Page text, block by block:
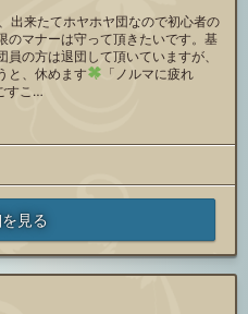
出来たてホヤホヤ団なので初心者の
のマナーは守って頂きたいです。基
の方は退団して頂いていますが、
と、休めます
「ノルマに疲れ
すこ…
見る